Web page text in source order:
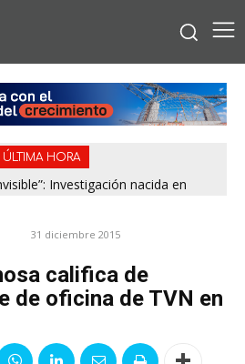
ÚLTIMA HORA
Investigación nacida en
enfrentará nuevo episodio
31 diciembre 2015
califica de
de oficina de TVN en